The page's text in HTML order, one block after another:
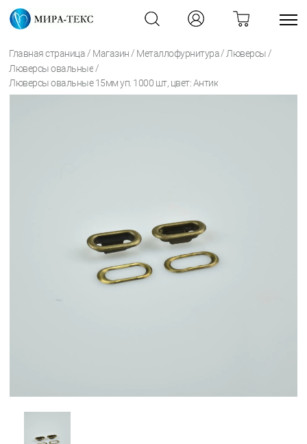
Главная страница / Магазин / Металлофурнитура / Люверсы /
Люверсы овальные /
Люверсы овальные 15мм уп. 1000 шт, цвет: Антик